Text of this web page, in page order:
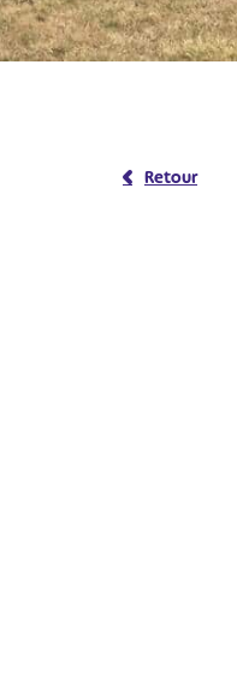
Retour